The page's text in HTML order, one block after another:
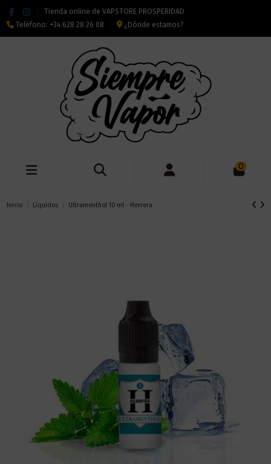
Tienda online de VAPSTORE PROSPERIDAD
Teléfono: +34 628 28 26 08 ¿Dónde estamos?
0
Inicio Líquidos Ultramenthol 10 ml - Herrera